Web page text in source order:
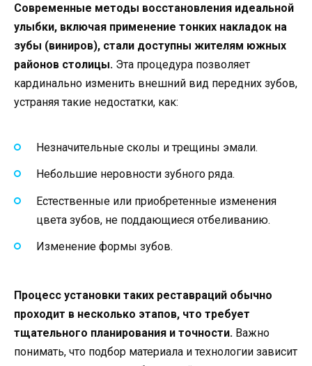
Современные методы восстановления идеальной
улыбки, включая применение тонких накладок на
зубы (виниров), стали доступны жителям южных
районов столицы. Эта процедура позволяет
кардинально изменить внешний вид передних зубов,
устраняя такие недостатки, как:
Незначительные сколы и трещины эмали.
Небольшие неровности зубного ряда.
Естественные или приобретенные изменения
цвета зубов, не поддающиеся отбеливанию.
Изменение формы зубов.
Процесс установки таких реставраций обычно
проходит в несколько этапов, что требует
тщательного планирования и точности. Важно
понимать, что подбор материала и технологии зависит